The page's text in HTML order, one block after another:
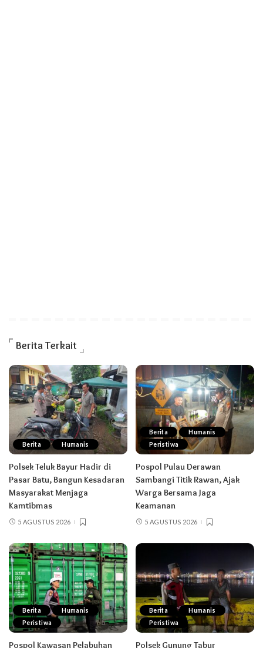
Berita Terkait
Berita Humanis
Polsek Teluk Bayur Hadir di
Pasar Batu, Bangun Kesadaran
Masyarakat Menjaga
Kamtibmas
5 AGUSTUS 2026
Berita
Humanis
Peristiwa
Pospol Pulau Derawan
Sambangi Titik Rawan, Ajak
Warga Bersama Jaga
Keamanan
5 AGUSTUS 2026
Berita
Humanis
Peristiwa
Pospol Kawasan Pelabuhan
Berita
Humanis
Peristiwa
Polsek Gunung Tabur